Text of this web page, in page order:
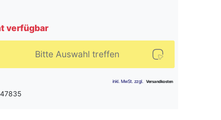
verfügbar
Bitte Auswahl treffen